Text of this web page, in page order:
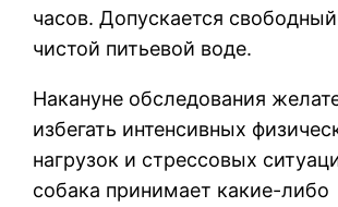
часов. Допускается
чистой питьевой воде.
Накануне обследования
избегать интенсивных
нагрузок и стрессовых
собака принимает какие-либо